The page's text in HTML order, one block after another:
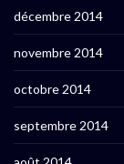
décembre 2014
novembre 2014
octobre 2014
septembre 2014